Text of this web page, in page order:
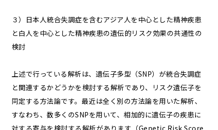
３）日本人統合失調症を含むアジア人を中心とした精神疾患
と白人を中心とした精神疾患の遺伝的リスク効果の共通性の
検討
上述で行っている解析は、遺伝子多型（SNP）が統合失調症
と関連するかどうかを検討する解析であり、リスク遺伝子を
同定する方法論です。最近は全く別の方法論を用いた解析、
すなわち、数多くのSNPを用いて、相加的に遺伝子の疾患に
対する寄与を検討する解析があります（Genetic Risk Score